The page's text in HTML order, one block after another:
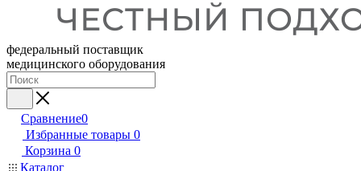
федеральный поставщик
медицинского оборудования
Сравнение0
Избранные товары 0
Корзина 0
Каталог